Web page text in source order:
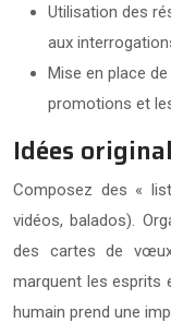
Utilisation des
aux
Mise en place
promotions et
Idées
Composez des «
vidéos, balados).
des cartes de vœux
marquent les esprits
humain prend une